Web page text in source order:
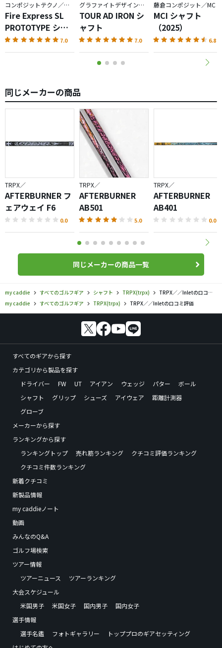
コンポジットテクノ／ファイアーエクスプレス
Fire Express SL
PROTOTYPE シャ
フト
7.0
グラファイトデザイン／TOUR AD
TOUR AD IRON シ
ャフト
7.0
藤倉コンポジット／MC
MCI シャフト
（2025）
6.8
同じメーカーの商品
TRPX／
AFTERBURNER フ
ェアウェイ F6
0.0
TRPX／
AFTERBURNER
AB501
5.0
TRPX／
AFTERBURNER
AB401
0.0
同じメーカーの商品一覧
my caddie すべてのゴルフギア シャフト TRPX(trpx)
TRPX／／Inletの口コミ評価
my caddie
すべてのゴルフギア TRPX(trpx) TRPX／／Inletの口コミ評価
すべてのギアから探す
カテゴリから製品を探す
ドライバー
FW UT アイアン ウェッジ パター
ボール
シャフト
グリップ シューズ アイウェア
距離計測器
グローブ
メーカーから探す
ランキングから探す
ランキングトップ
売れ筋ランキング
クチコミ評価ランキング
クチコミ件数ランキング
新着クチコミ
新製品情報
my caddieノート
動画
みんなのQ&A
ゴルフ場検索
ツアー情報
ツアーニュース
ツアーランキング
大会スケジュール
米国男子
米国女子 国内男子
国内女子
選手情報
選手名鑑
フォトギャラリー
トッププロのギアセッティング